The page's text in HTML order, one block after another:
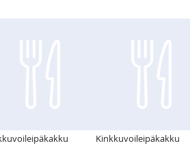
Kinkkuvoileipäkakku